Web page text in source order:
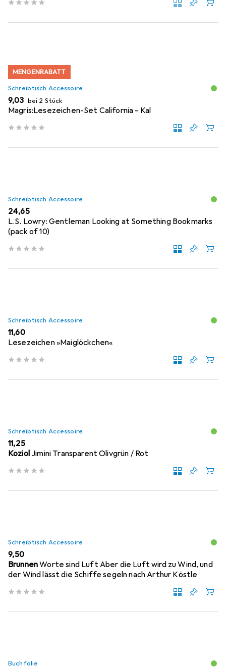
MENGENRABATT
Schreibtisch Accessoire
EUR
9,03 bei 2 Stück
Magris:Lesezeichen-Set California - Kal
Schreibtisch Accessoire
EUR
24,65
L.S. Lowry: Gentleman Looking at Something Bookmarks
(pack of 10)
Schreibtisch Accessoire
EUR
11,60
Lesezeichen »Maiglöckchen«
Schreibtisch Accessoire
EUR
11,25
Koziol Jimini Transparent Olivgrün / Rot
Schreibtisch Accessoire
EUR
9,50
BrunnenWorte sind Luft Aber die Luft wird zu Wind, und
der Wind lässt die Schiffe segeln nach Arthur Köstle
Buchfolie